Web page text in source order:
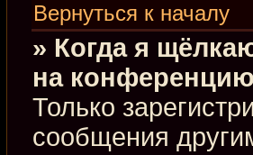
Вернуться к началу
» Когда я
на
Только
сообщения